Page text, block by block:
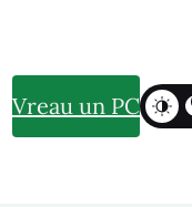
Vreau un PC